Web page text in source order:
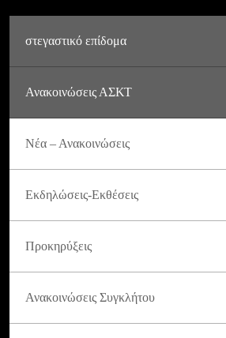
στεγαστικό επίδομα
Ανακοινώσεις ΑΣΚΤ
Νέα – Ανακοινώσεις
Εκδηλώσεις-Εκθέσεις
Προκηρύξεις
Ανακοινώσεις Συγκλήτου